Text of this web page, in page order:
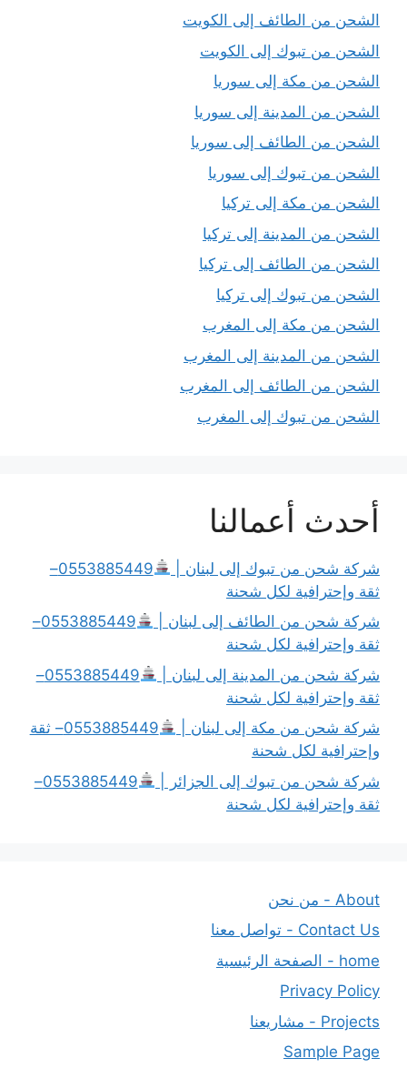
الشحن من الطائف إلى الكويت
الشحن من تبوك إلى الكويت
الشحن من مكة إلى سوريا
الشحن من المدينة إلى سوريا
الشحن من الطائف إلى سوريا
الشحن من تبوك إلى سوريا
الشحن من مكة إلى تركيا
الشحن من المدينة إلى تركيا
الشحن من الطائف إلى تركيا
الشحن من تبوك إلى تركيا
الشحن من مكة إلى المغرب
الشحن من المدينة إلى المغرب
الشحن من الطائف إلى المغرب
الشحن من تبوك إلى المغرب
أحدث أعمالنا
شركة شحن من تبوك إلى لبنان |
0553885449–
ثقة وإحترافية لكل شحنة
شركة شحن من الطائف إلى لبنان |
0553885449–
ثقة وإحترافية لكل شحنة
شركة شحن من المدينة إلى لبنان |
0553885449–
ثقة وإحترافية لكل شحنة
شركة شحن من مكة إلى لبنان |
0553885449– ثقة
وإحترافية لكل شحنة
شركة شحن من تبوك إلى الجزائر |
0553885449–
ثقة وإحترافية لكل شحنة
About - من نحن
Contact Us - تواصل معنا
home - الصفحة الرئيسية
Privacy Policy
Projects - مشاريعنا
Sample Page